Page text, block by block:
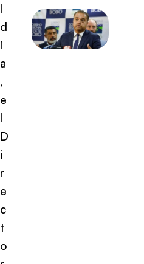
l
d
í
a
,
e
l
D
i
r
e
c
t
o